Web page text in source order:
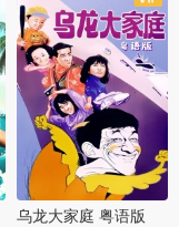
乌龙大家庭 粤语版